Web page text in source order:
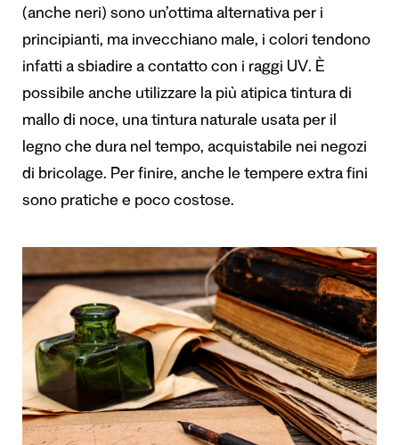
(anche neri) sono un’ottima alternativa per i
principianti, ma invecchiano male, i colori tendono
infatti a sbiadire a contatto con i raggi UV. È
possibile anche utilizzare la più atipica tintura di
mallo di noce, una tintura naturale usata per il
legno che dura nel tempo, acquistabile nei negozi
di bricolage. Per finire, anche le tempere extra fini
sono pratiche e poco costose.